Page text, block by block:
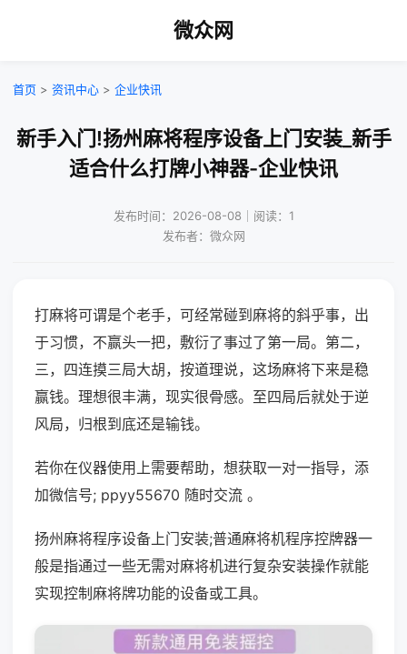
微众网
首页 > 资讯中心 > 企业快讯
新手入门!扬州麻将程序设备上门安装_新手
适合什么打牌小神器-企业快讯
发布时间：2026-08-08｜阅读：1
发布者：微众网
打麻将可谓是个老手，可经常碰到麻将的斜乎事，出
于习惯，不赢头一把，敷衍了事过了第一局。第二，
三，四连摸三局大胡，按道理说，这场麻将下来是稳
赢钱。理想很丰满，现实很骨感。至四局后就处于逆
风局，归根到底还是输钱。
若你在仪器使用上需要帮助，想获取一对一指导，添
加微信号; ppyy55670 随时交流 。
扬州麻将程序设备上门安装;普通麻将机程序控牌器一
般是指通过一些无需对麻将机进行复杂安装操作就能
实现控制麻将牌功能的设备或工具。